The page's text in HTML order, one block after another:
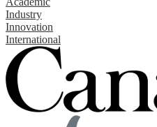
Industry
Innovation
International